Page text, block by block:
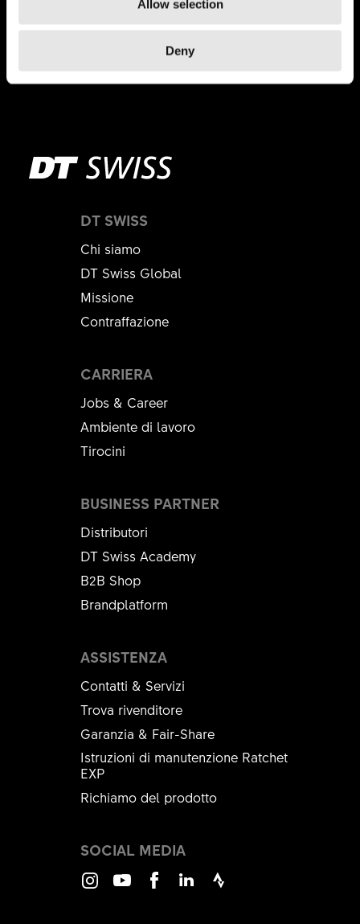
Allow selection
Deny
DT SWISS
Chi siamo
DT Swiss Global
Missione
Contraffazione
CARRIERA
Jobs & Career
Ambiente di lavoro
Tirocini
ASSISTENZA
Contatti & Servizi
Trova rivenditore
Garanzia & Fair-Share
Istruzioni di manutenzione Ratchet
EXP
Richiamo del prodotto
BUSINESS PARTNER
Distributori
DT Swiss Academy
B2B Shop
Brandplatform
SOCIAL MEDIA